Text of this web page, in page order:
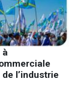
à
l’industrie